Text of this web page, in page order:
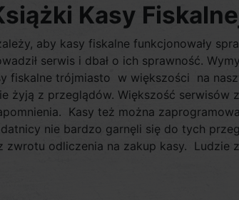
Kasy
aby kasy fiskalne funkcjonowały
serwis i dbał o ich sprawność.
fiskalne trójmiasto w większości na
żyją z przeglądów. Większość
Kasy też można
nie bardzo garnęli się do tych
zwrotu odliczenia na zakup kasy.